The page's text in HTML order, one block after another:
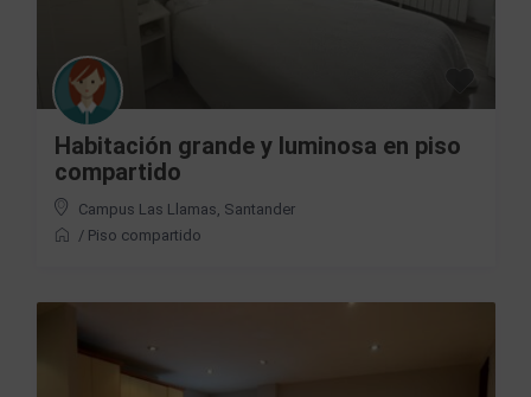
Habitación grande y luminosa en piso
compartido
Campus Las Llamas, Santander
/ Piso compartido